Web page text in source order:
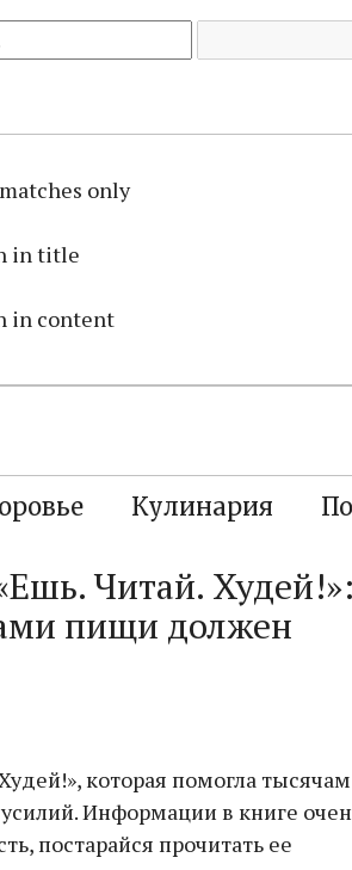
only
in title
in content
Кулинария
Читай. Худей!»:
пищи должен
которая помогла тысячам
Информации в книге
постарайся прочитать ее